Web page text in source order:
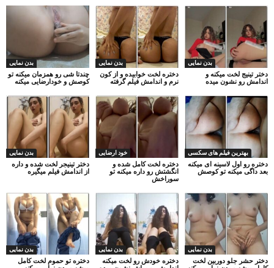
بدن نمایی
چندتا شی رو همزمان میکنه تو
کوصش و خودارضایی میکنه
بدن نمایی
دختره لخت خوابیده و از کون
نرم و اندامش فیلم گرفته
بدن نمایی
دختر تینیج لخت میکنه و
اندامش رو نشون میده
بدن نمایی
دختر تینیجر لخت شده و داره
از اندامش فیلم میگیره
خود ارضایی
دختره لخت کامل شده و
انگشتش رو داره میکنه تو
سوراخش
بهترین فیلم های سکسی
دختره رو اول لاسینه ای میکنه
بعد داگی میکنه تو کوصش
بدن نمایی
دختره تو حموم لخت کامل
بدن نمایی
دختره خودش رو لخت میکنه
بدن نمایی
دختر حشر جلو دوربین لخت